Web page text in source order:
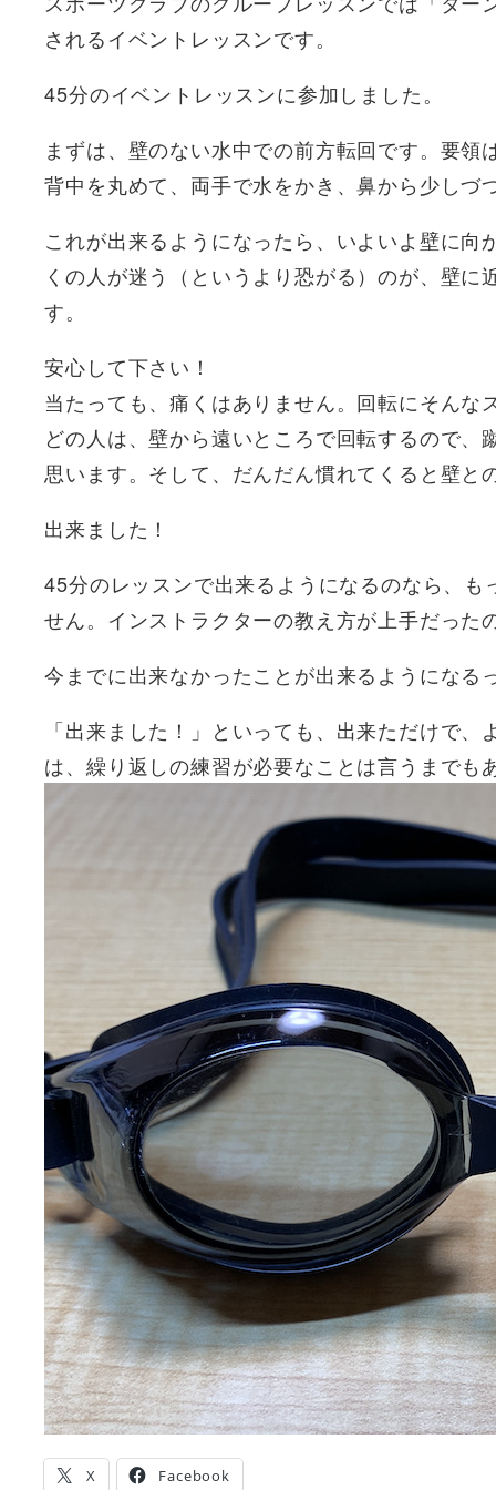
されるイベントレッスンです。
45分のイベントレッスンに参加しました。
まずは、壁のない水中での前方転回です。要
背中を丸めて、両手で水をかき、鼻から少し
これが出来るようになったら、いよいよ壁に
くの人が迷う（というより恐がる）のが、壁
す。
安心して下さい！
当たっても、痛くはありません。回転にそん
どの人は、壁から遠いところで回転するので
思います。そして、だんだん慣れてくると壁と
出来ました！
45分のレッスンで出来るようになるのなら、
せん。インストラクターの教え方が上手だった
今までに出来なかったことが出来るようになる
「出来ました！」といっても、出来ただけで
は、繰り返しの練習が必要なことは言うまでも
X Facebook